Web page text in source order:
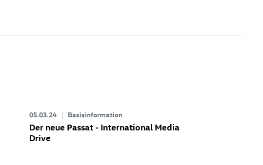
05.03.24 Basisinformation
Der neue Passat - International Media
Drive